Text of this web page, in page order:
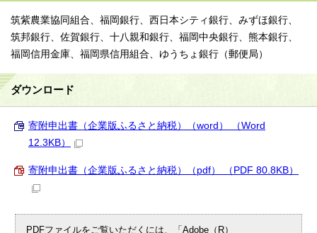
筑紫農業協同組合、福岡銀行、西日本シティ銀行、みずほ銀行、
筑邦銀行、佐賀銀行、十八親和銀行、福岡中央銀行、熊本銀行、
福岡信用金庫、福岡県信用組合、ゆうちょ銀行（郵便局）
ダウンロード
寄附申出書（企業版ふるさと納税）（word） （Word
12.3KB）
寄附申出書（企業版ふるさと納税）（pdf） （PDF 80.8KB）
PDFファイルをご覧いただくには、「Adobe（R）